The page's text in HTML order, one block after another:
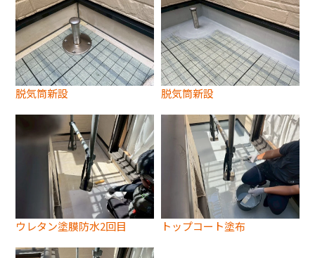
脱気筒新設 脱気筒新設
ウレタン塗膜防水2回目 トップコート塗布